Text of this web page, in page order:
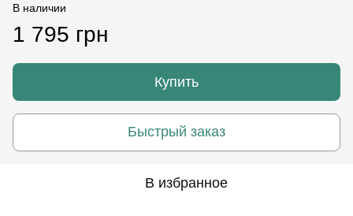
В наличии
1 795 грн
Купить
Быстрый заказ
В избранное